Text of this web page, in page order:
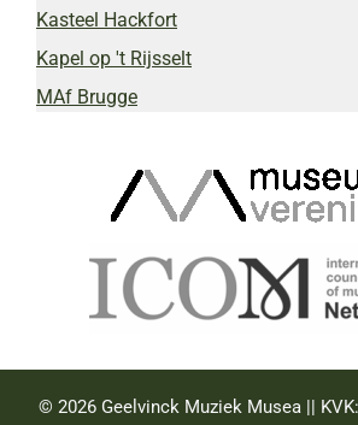
Kasteel Hackfort
Kapel op 't Rijsselt
MAf Brugge
© 2026 Geelvinck Muziek Musea ||